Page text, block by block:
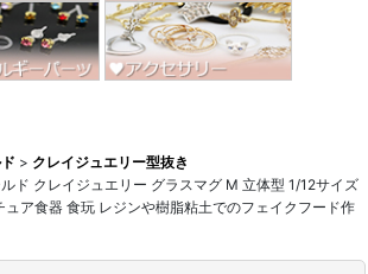
> クレイジュエリー型抜き
ド クレイジュエリー グラスマグ M 立体型 1/12サイズ
ア食器 食玩 レジンや樹脂粘土でのフェイクフード作